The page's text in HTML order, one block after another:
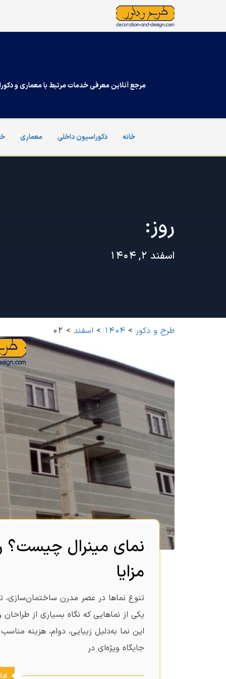
مرجع آنلاین معرفی خدمات مرتبط با معماری و
خانه دکوراسیون داخلی معماری
روز:
اسفند 2, 1404
طرح و دکور >
1404
> اسفند >
02
نمای مینرال چیست؟
مزایا
تنوع نماها در عصر مدرن
یکی از نماهایی که نگاه بسیاری از
این نما به‌دلیل زیبایی، دوام، هزینه
جایگاه ویژه‌ای در